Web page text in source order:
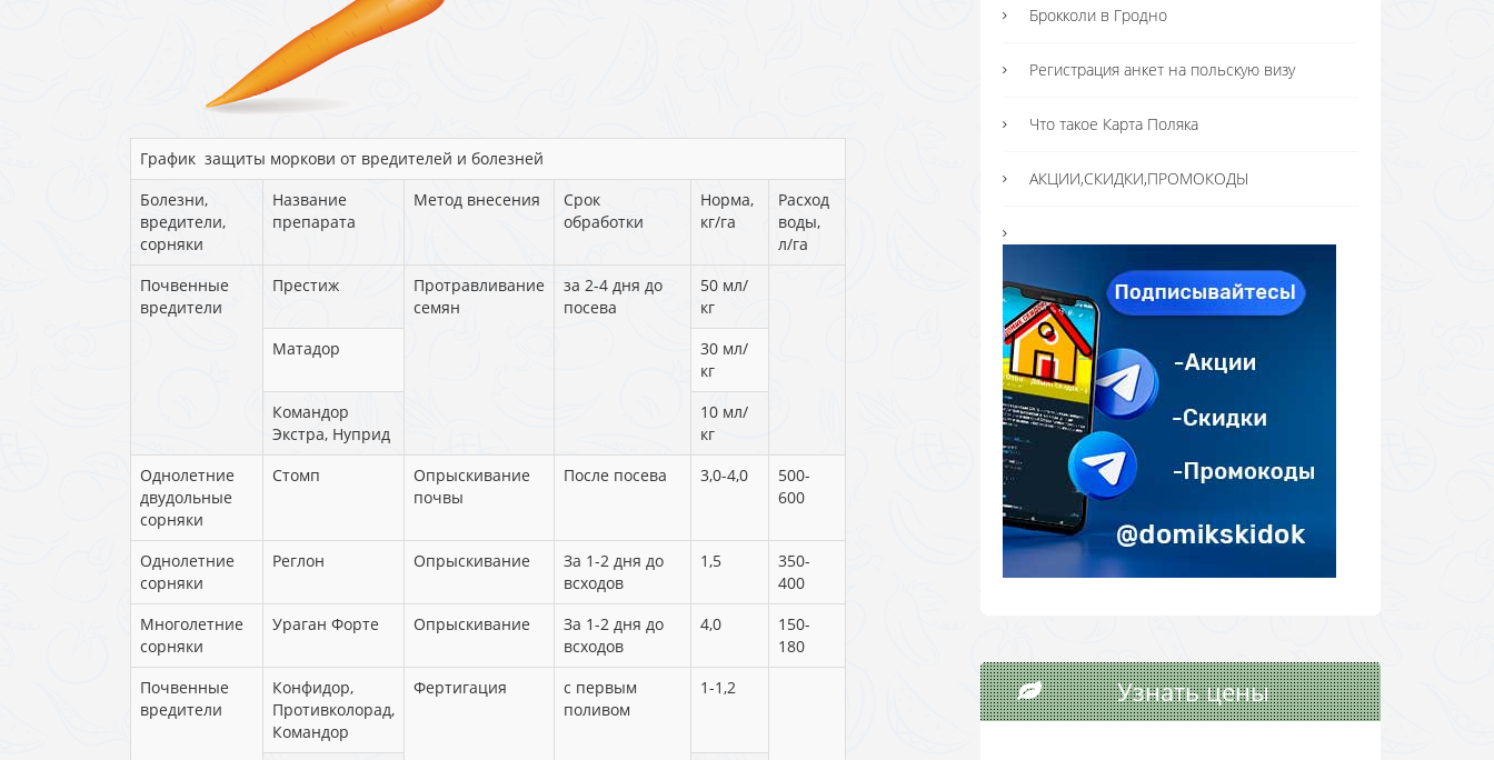
График защиты моркови от вредителей и болезней
Болезни,
вредители,
сорняки
Название
препарата
Метод внесения
Срок
обработки
Норма,
кг/га
Расход
воды,
л/га
Почвенные
вредители
Престиж
Протравливание
семян
за 2-4 дня до
посева
50 мл/
кг
Матадор
30 мл/
кг
Командор
Экстра, Нуприд
10 мл/
кг
Однолетние
двудольные
сорняки
Стомп
Опрыскивание
почвы
После посева 3,0-4,0
500-
600
Однолетние
сорняки
Реглон Опрыскивание
За 1-2 дня до
всходов
1,5
350-
400
Многолетние
сорняки
Ураган Форте Опрыскивание
За 1-2 дня до
всходов
4,0
150-
180
Почвенные
вредители
Конфидор,
Противколорад,
Командор
Фертигация
с первым
поливом
1-1,2
Брокколи в Гродно
Регистрация анкет на польскую визу
Что такое Карта Поляка
АКЦИИ,СКИДКИ,ПРОМОКОДЫ
Узнать цены